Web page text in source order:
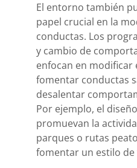
El entorno también
papel crucial en la
conductas. Los
y cambio de
enfocan en modificar
fomentar conductas
desalentar
Por ejemplo, el
promuevan la
parques o rutas
fomentar un estilo de